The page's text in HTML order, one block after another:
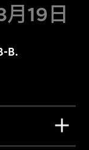
19日
B.